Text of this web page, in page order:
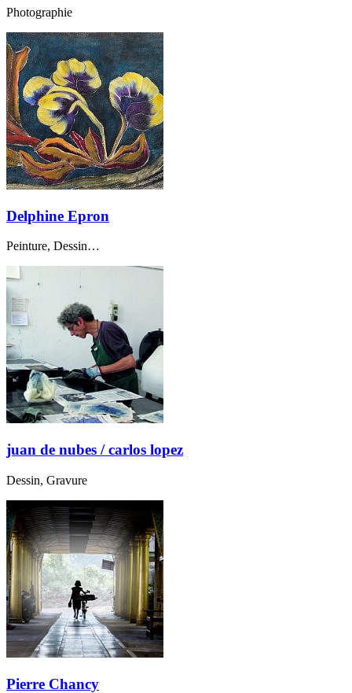
Photographie
Delphine Epron
Peinture, Dessin…
juan de nubes / carlos lopez
Dessin, Gravure
Pierre Chancy